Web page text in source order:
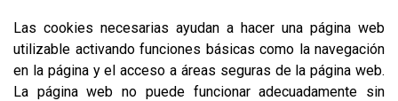
Las cookies necesarias ayudan a hacer una página web
utilizable activando funciones básicas como la navegación
en la página y el acceso a áreas seguras de la página web.
La página web no puede funcionar adecuadamente sin